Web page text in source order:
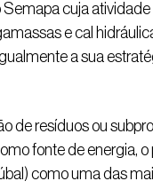
cuja
e cal
a sua
de resíduos ou
fonte de energia,
como uma das